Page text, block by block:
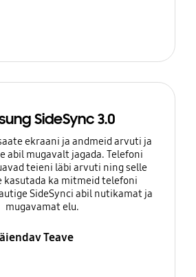
SideSync 3.0
ekraani ja andmeid arvuti ja
abil mugavalt jagada. Telefoni
teieni läbi arvuti ning selle
kasutada ka mitmeid telefoni
SideSynci abil nutikamat ja
mugavamat elu.
Teave